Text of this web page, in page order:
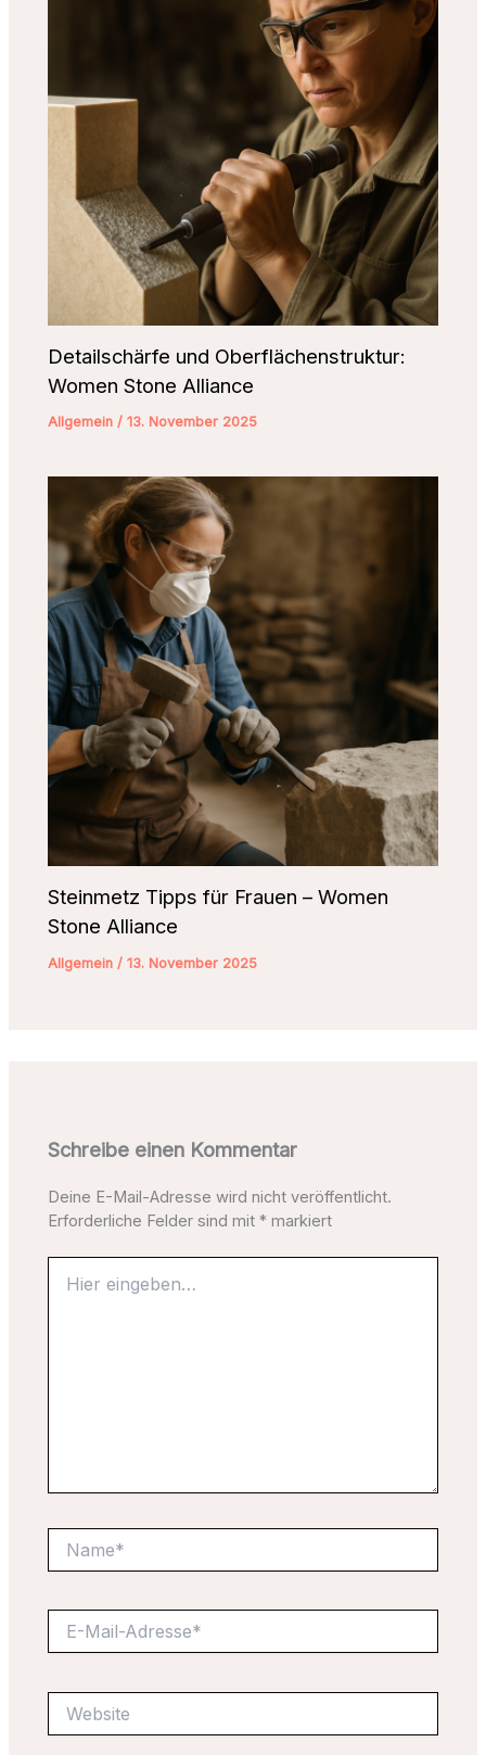
Detailschärfe und Oberflächenstruktur:
Women Stone Alliance
Allgemein /13. November 2025
Steinmetz Tipps für Frauen – Women
Stone Alliance
Allgemein /13. November 2025
Schreibe einen Kommentar
Deine E-Mail-Adresse wird nicht veröffentlicht.
Erforderliche Felder sind mit* markiert
eingeben…
Mail-